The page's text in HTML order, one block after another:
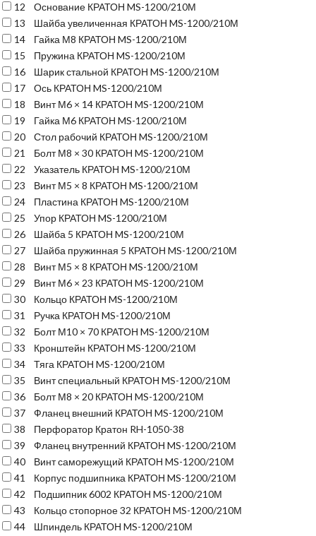
12
Основание КРАТОН MS-1200/210М
13
Шайба увеличенная КРАТОН MS-1200/210М
14
Гайка М8 КРАТОН MS-1200/210М
15
Пружина КРАТОН MS-1200/210М
16
Шарик стальной КРАТОН MS-1200/210М
17
Ось КРАТОН MS-1200/210М
18
Винт М6 × 14 КРАТОН MS-1200/210М
19
Гайка М6 КРАТОН MS-1200/210М
20
Стол рабочий КРАТОН MS-1200/210М
21
Болт М8 × 30 КРАТОН MS-1200/210М
22
Указатель КРАТОН MS-1200/210М
23
Винт М5 × 8 КРАТОН MS-1200/210М
24
Пластина КРАТОН MS-1200/210М
25
Упор КРАТОН MS-1200/210М
26
Шайба 5 КРАТОН MS-1200/210М
27
Шайба пружинная 5 КРАТОН MS-1200/210М
28
Винт М5 × 8 КРАТОН MS-1200/210М
29
Винт М6 × 23 КРАТОН MS-1200/210М
30
Кольцо КРАТОН MS-1200/210М
31
Ручка КРАТОН MS-1200/210М
32
Болт М10 × 70 КРАТОН MS-1200/210М
33
Кронштейн КРАТОН MS-1200/210М
34
Тяга КРАТОН MS-1200/210М
35
Винт специальный КРАТОН MS-1200/210М
36
Болт М8 × 20 КРАТОН MS-1200/210М
37
Фланец внешний КРАТОН MS-1200/210М
38
Перфоратор Кратон RH-1050-38
39
Фланец внутренний КРАТОН MS-1200/210М
40
Винт саморежущий КРАТОН MS-1200/210М
41
Корпус подшипника КРАТОН MS-1200/210М
42
Подшипник 6002 КРАТОН MS-1200/210М
43
Кольцо стопорное 32 КРАТОН MS-1200/210М
44
Шпиндель КРАТОН MS-1200/210М